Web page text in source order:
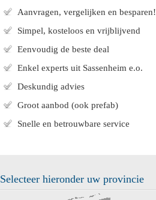
Aanvragen, vergelijken en besparen!
Simpel, kosteloos en vrijblijvend
Eenvoudig de beste deal
Enkel experts uit Sassenheim e.o.
Deskundig advies
Groot aanbod (ook prefab)
Snelle en betrouwbare service
Selecteer hieronder uw provincie